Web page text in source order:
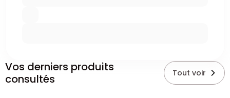
Vos derniers produits
consultés
Tout voir